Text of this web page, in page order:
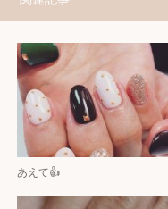
あえて👍